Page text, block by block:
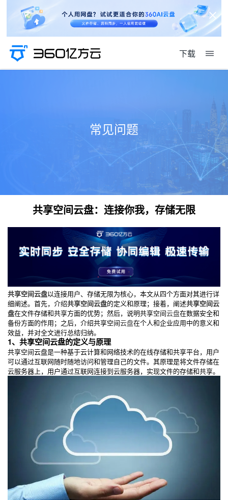
下载
常见问题
共享空间云盘：连接你我，存储无限
共享空间云盘以连接用户、存储无限为核心，本文从四个方面对其进行详
细阐述。首先，介绍共享空间云盘的定义和原理；接着，阐述共享空间云
盘在文件存储和共享方面的优势；然后，说明共享空间云盘在数据安全和
备份方面的作用；之后，介绍共享空间云盘在个人和企业应用中的意义和
效益，并对全文进行总结归纳。
1、共享空间云盘的定义与原理
共享空间云盘是一种基于云计算和网络技术的在线存储和共享平台，用户
可以通过互联网随时随地访问和管理自己的文件。其原理是将文件存储在
云服务器上，用户通过互联网连接到云服务器，实现文件的存储和共享。